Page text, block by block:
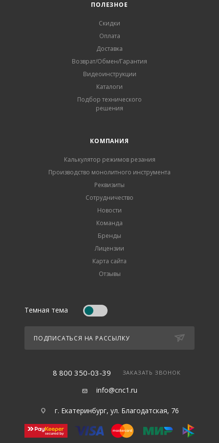
ПОЛЕЗНОЕ
Скидки
Оплата
Доставка
Возврат/Обмен/Гарантия
Видеоинструкции
Каталоги
Подбор технического
решения
КОМПАНИЯ
Калькулятор режимов резания
Производство монолитного инструмента
Реквизиты
Сотрудничество
Новости
Команда
Бренды
Лицензии
Карта сайта
Отзывы
Темная тема
ПОДПИСАТЬСЯ НА РАССЫЛКУ
8 800 350-03-39 ЗАКАЗАТЬ ЗВОНОК
info@cnc1.ru
г. Екатеринбург, ул. Благодатская, 76